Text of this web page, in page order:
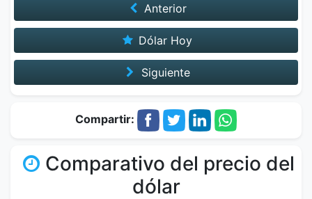
Anterior
Dólar Hoy
Siguiente
Compartir:
Comparativo del precio del
dólar